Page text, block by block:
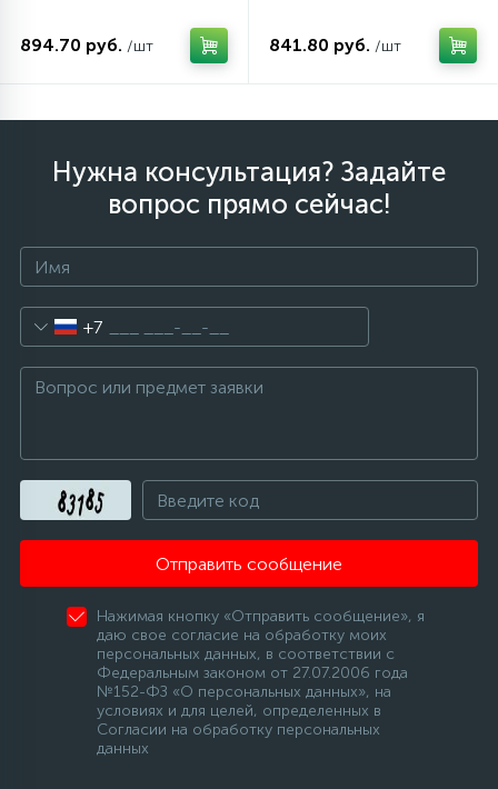
894.70 руб. /шт 841.80 руб. /шт
Нужна консультация? Задайте
вопрос прямо сейчас!
+7
Отправить сообщение
Нажимая кнопку «Отправить сообщение», я
даю свое согласие на обработку моих
персональных данных, в соответствии с
Федеральным законом от 27.07.2006 года
№152-ФЗ «О персональных данных», на
условиях и для целей, определенных в
Согласии на обработку персональных
данных